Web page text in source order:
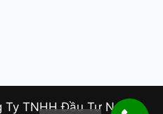
TNHH Đầu Tư Nam